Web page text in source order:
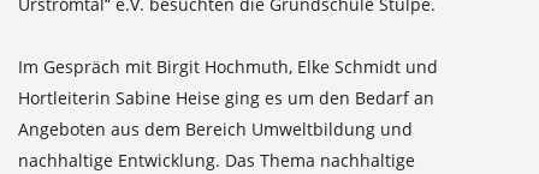
Im Gespräch mit Birgit Hochmuth, Elke Schmidt und
Hortleiterin Sabine Heise ging es um den Bedarf an
Angeboten aus dem Bereich Umweltbildung und
nachhaltige Entwicklung. Das Thema nachhaltige